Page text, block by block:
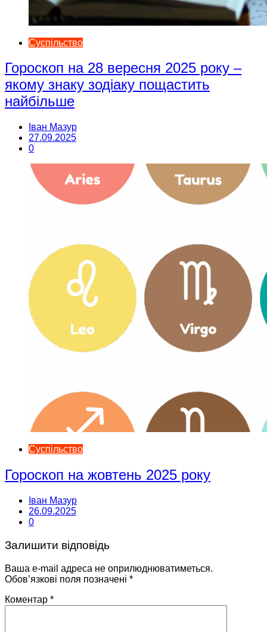
Суспільство
Гороскоп на 28 вересня 2025 року –
якому знаку зодіаку пощастить
найбільше
Іван Мазур
27.09.2025
0
Суспільство
Гороскоп на жовтень 2025 року
Іван Мазур
26.09.2025
0
Залишити відповідь
Ваша e-mail адреса не оприлюднюватиметься.
Обов’язкові поля позначені *
Коментар *